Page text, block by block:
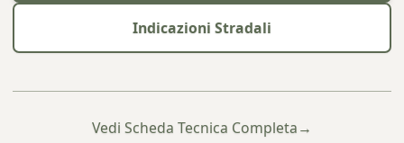
Indicazioni Stradali
Vedi Scheda Tecnica Completa→